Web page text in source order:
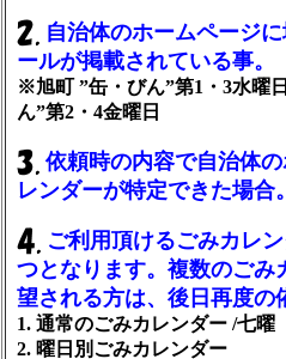
自治体のホームページ
ールが掲載されている事。
※旭町 ”缶・びん”第1・3水曜
ん”第2・4金曜日
依頼時の内容で自治体
レンダーが特定できた場合。
ご利用頂けるごみカレ
つとなります。複数のごみ
望される方は、後日再度の
1. 通常のごみカレンダー /七曜
2. 曜日別ごみカレンダー